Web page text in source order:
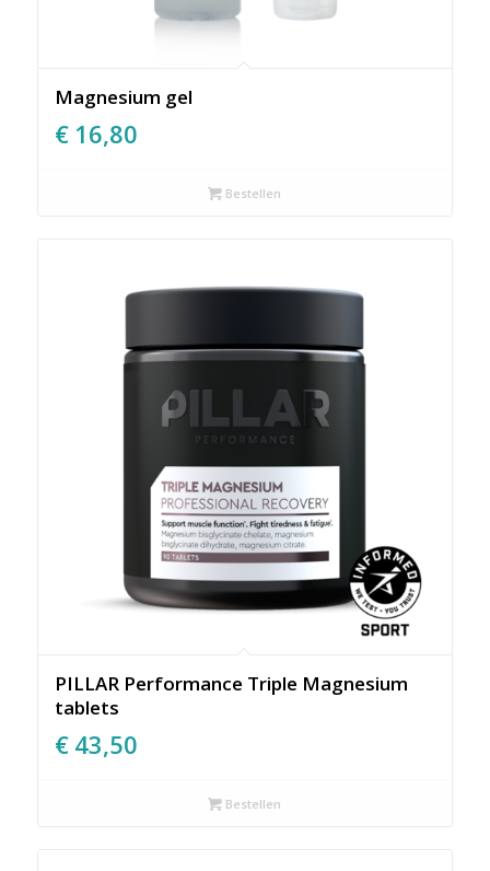
Magnesium gel
€ 16,80
Bestellen
PILLAR Performance Triple Magnesium
tablets
€ 43,50
Bestellen